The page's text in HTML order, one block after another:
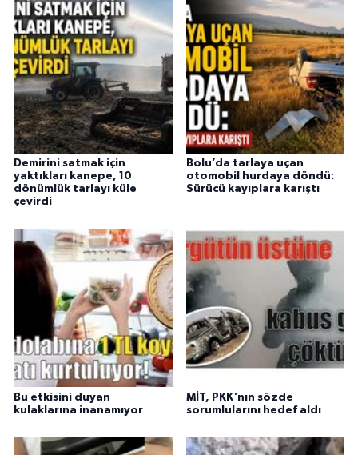
Demirini satmak için
yaktıkları kanepe, 10
dönümlük tarlayı küle
çevirdi
Bolu’da tarlaya uçan
otomobil hurdaya döndü:
Sürücü kayıplara karıştı
Bu etkisini duyan
kulaklarına inanamıyor
MİT, PKK'nın sözde
sorumlularını hedef aldı